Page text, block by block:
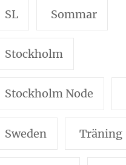
SL Sommar
Stockholm
Stockholm Node
Sweden Träning